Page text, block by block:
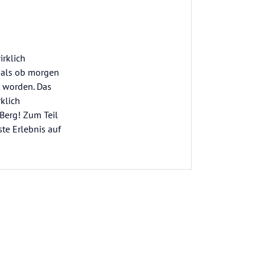
ob morgen
Das
Zum Teil
Erlebnis auf